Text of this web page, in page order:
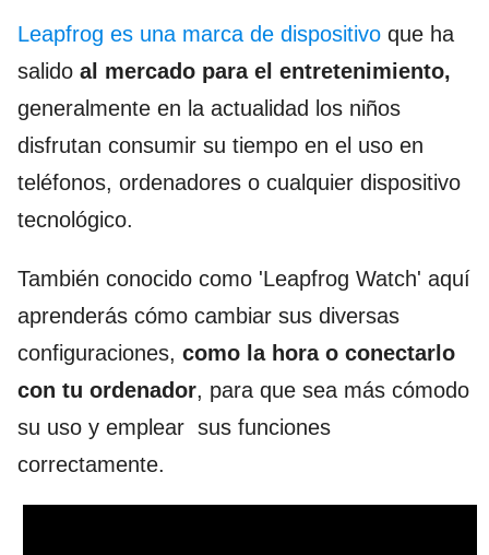
Leapfrog es una marca de dispositivo que ha
salido al mercado para el entretenimiento,
generalmente en la actualidad los niños
disfrutan consumir su tiempo en el uso en
teléfonos, ordenadores o cualquier dispositivo
tecnológico.
También conocido como 'Leapfrog Watch' aquí
aprenderás cómo cambiar sus diversas
configuraciones, como la hora o conectarlo
con tu ordenador, para que sea más cómodo
su uso y emplear sus funciones
correctamente.